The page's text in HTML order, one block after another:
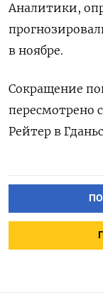
Аналитики,
в ноябре.
Сокращение
пересмотрено
Рейтер в